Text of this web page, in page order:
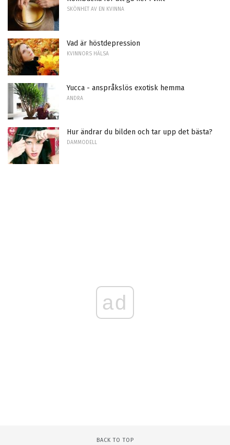
SKÖNHET AV EN KVINNA
Vad är höstdepression
KVINNORS HÄLSA
Yucca - anspråkslös exotisk hemma
ANDRA
Hur ändrar du bilden och tar upp det bästa?
DAMMODELL
ad
BACK TO TOP